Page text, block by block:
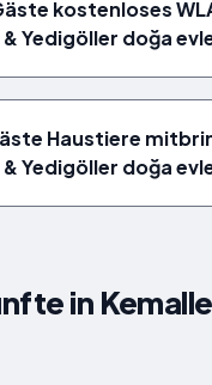
kostenloses
Yedigöller doğa
Haustiere
Yedigöller doğa
in